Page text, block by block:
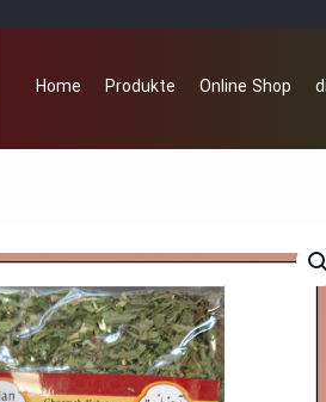
Home Produkte Online Shop